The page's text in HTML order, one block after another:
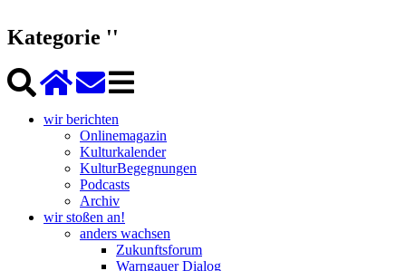
Kategorie ''
wir berichten
Onlinemagazin
Kulturkalender
KulturBegegnungen
Podcasts
Archiv
wir stoßen an!
anders wachsen
Zukunftsforum
Warngauer Dialog